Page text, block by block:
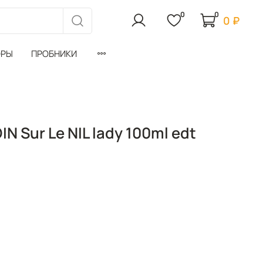
0 0 0 ₽
ПРОБНИКИ
Sur Le NIL lady 100ml edt